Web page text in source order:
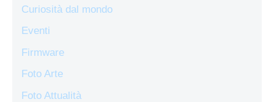
Curiosità dal mondo
Eventi
Firmware
Foto Arte
Foto Attualità